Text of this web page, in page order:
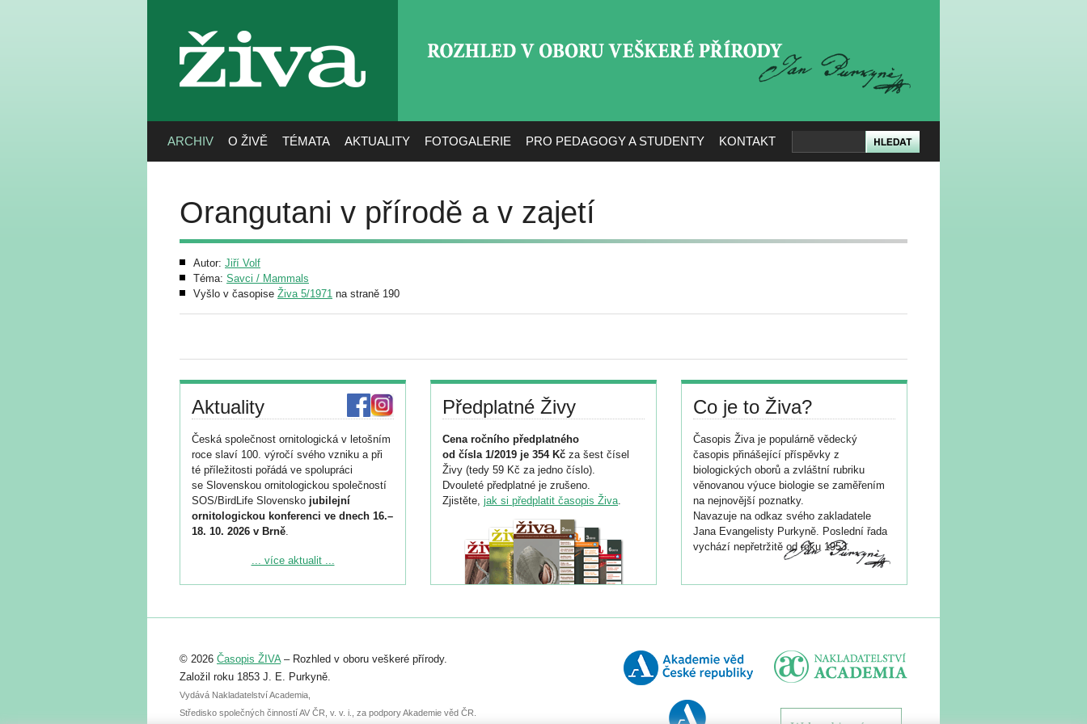
živa
ARCHIV O ŽIVĚ TÉMATA AKTUALITY FOTOGALERIE PRO PEDAGOGY A STUDENTY KONTAKT
Orangutani v přírodě a v zajetí
Autor: Jiří Volf
Téma: Savci / Mammals
Vyšlo v časopise Živa 5/1971 na straně 190
Aktuality
Česká společnost ornitologická v letošním
roce slaví 100. výročí svého vzniku a při
té příležitosti pořádá ve spolupráci
se Slovenskou ornitologickou společností
SOS/BirdLife Slovensko jubilejní
ornitologickou konferenci ve dnech 16.–
18. 10. 2026 v Brně.
Podrobnější informace ke konferenci
Registrovat se můžete do 6. září.
abstraktu přihlášené přednášky nebo
posteru je už 30. června.
... více aktualit ...
Předplatné Živy
Cena ročního předplatného
od čísla 1/2019 je 354 Kč za šest čísel
Živy (tedy 59 Kč za jedno číslo).
Dvouleté předplatné je zrušeno.
Zjistěte, jak si předplatit časopis Živa.
Co je to Živa?
Časopis Živa je populárně vědecký
časopis přinášející příspěvky z
biologických oborů a zvláštní rubriku
věnovanou výuce biologie se zaměřením
na nejnovější poznatky.
Navazuje na odkaz svého zakladatele
Jana Evangelisty Purkyně. Poslední řada
vychází nepřetržitě od roku 1953.
© 2026 Časopis ŽIVA– Rozhled v oboru veškeré přírody.
Založil roku 1853 J. E. Purkyně.
Vydává Nakladatelství Academia,
Středisko společných činností AV ČR, v. v. i., za podpory Akademie věd ČR.